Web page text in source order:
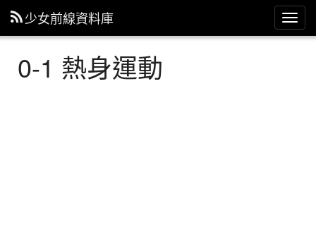
主
選
少女前線資料庫
0-1 熱身運動